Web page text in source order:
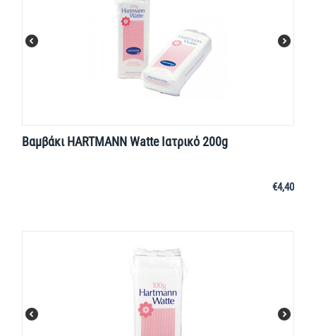
Βαμβάκι HARTMANN Watte Ιατρικό 200g
€4,40